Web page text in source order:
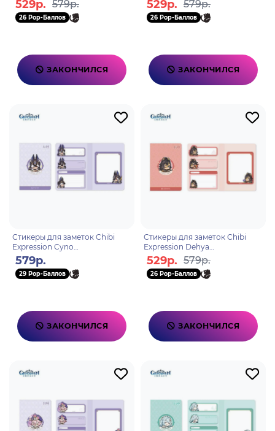
529р. 579р.
26 Pop-Баллов
ЗАКОНЧИЛСЯ
529р. 579р.
26 Pop-Баллов
ЗАКОНЧИЛСЯ
Стикеры для заметок Chibi
Expression Cyno
6975628248940
579р.
29 Pop-Баллов
ЗАКОНЧИЛСЯ
Стикеры для заметок Chibi
Expression Dehya
6976068141907
529р. 579р.
26 Pop-Баллов
ЗАКОНЧИЛСЯ